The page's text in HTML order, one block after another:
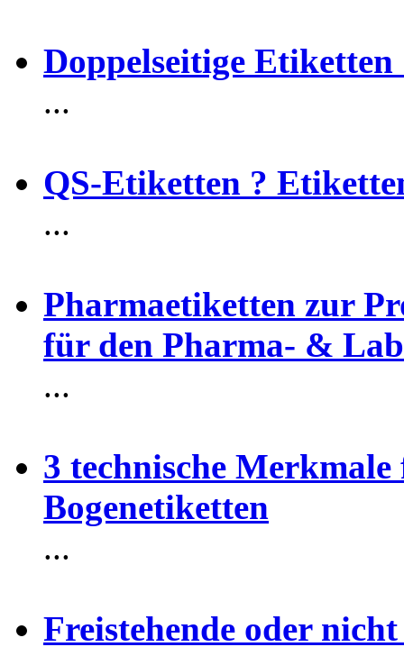
Doppelseitige
...
QS-Etiketten ?
...
Pharmaetiketten zur
für den Pharma- &
...
3 technische
Bogenetiketten
...
Freistehende oder